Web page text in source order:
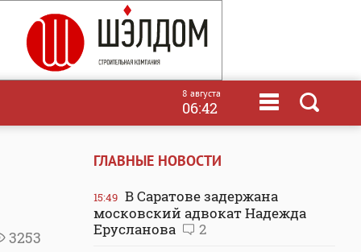
8 августа
06:42
3253
ГЛАВНЫЕ НОВОСТИ
15:49 В Саратове задержана
московский адвокат Надежда
Ерусланова
2